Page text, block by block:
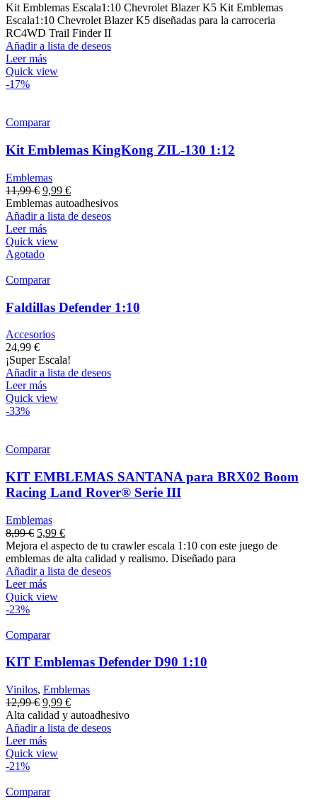
Kit Emblemas Escala1:10 Chevrolet Blazer K5 Kit Emblemas
Escala1:10 Chevrolet Blazer K5 diseñadas para la carroceria
RC4WD Trail Finder II
Añadir a lista de deseos
Leer más
Quick view
-17%
Comparar
Kit Emblemas KingKong ZIL-130 1:12
Emblemas
11,99€ 9,99 €
Emblemas autoadhesivos
Añadir a lista de deseos
Leer más
Quick view
Agotado
Comparar
Faldillas Defender 1:10
Accesorios
24,99 €
¡Super Escala!
Añadir a lista de deseos
Leer más
Quick view
-33%
Comparar
KIT EMBLEMAS SANTANA para BRX02 Boom
Racing Land Rover® Serie III
Emblemas
8,99€ 5,99 €
Mejora el aspecto de tu crawler escala 1:10 con este juego de
emblemas de alta calidad y realismo. Diseñado para
Añadir a lista de deseos
Leer más
Quick view
-23%
Comparar
KIT Emblemas Defender D90 1:10
Vinilos, Emblemas
12,99€ 9,99 €
Alta calidad y autoadhesivo
Añadir a lista de deseos
Leer más
Quick view
-21%
Comparar